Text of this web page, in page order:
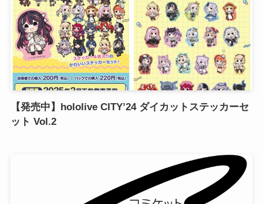
【発売中】hololive CITY’24 ダイカットステッカーセ
ット Vol.2